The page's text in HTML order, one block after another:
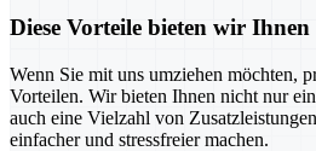
Diese Vorteile bieten wir Ihnen
Wenn Sie mit uns umziehen möchten,
Vorteilen. Wir bieten Ihnen nicht nur
auch eine Vielzahl von
einfacher und stressfreier machen.